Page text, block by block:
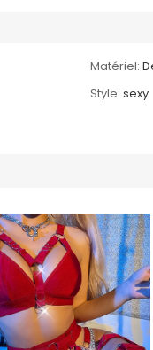
Matériel:
Style: sexy